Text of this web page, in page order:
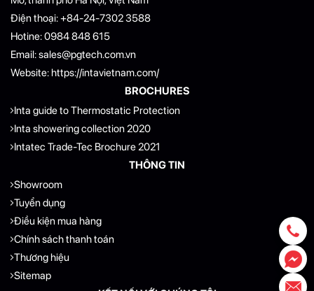
Điện thoại:+84-24-7302 3588
Hotine:0984 848 615
Email:sales@pgtech.com.vn
Website:https://intavietnam.com/
BROCHURES
Inta guide to Thermostatic Protection
Inta showering collection 2020
Intatec Trade-Tec Brochure 2021
THÔNG TIN
Showroom
Tuyển dụng
Điều kiện mua hàng
Chính sách thanh toán
Thương hiệu
Sitemap